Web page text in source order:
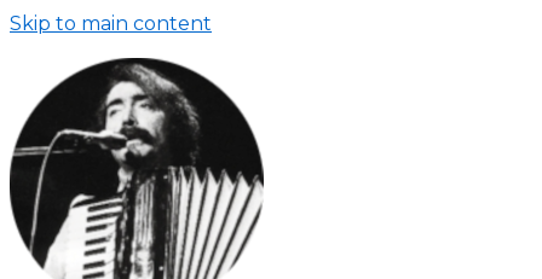
Skip to main content